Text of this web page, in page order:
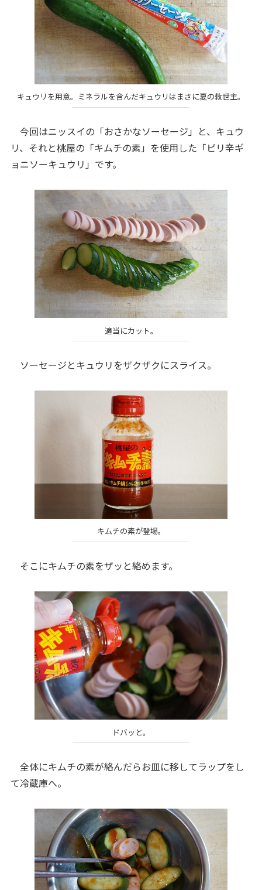
キュウリを用意。ミネラルを含んだキュウリはまさに夏の救世主。
今回はニッスイの「おさかなソーセージ」と、キュウ
リ、それと桃屋の「キムチの素」を使用した「ピリ辛ギ
ョニソーキュウリ」です。
適当にカット。
ソーセージとキュウリをザクザクにスライス。
キムチの素が登場。
そこにキムチの素をザッと絡めます。
ドバッと。
全体にキムチの素が絡んだらお皿に移してラップをし
て冷蔵庫へ。